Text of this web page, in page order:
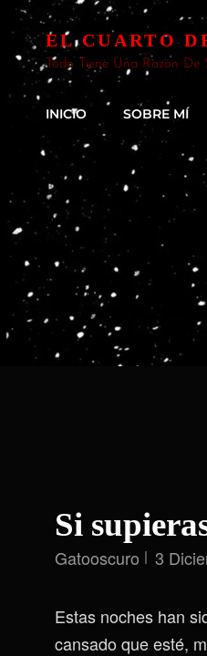
EL CUARTO
Todo Tiene Una Razón De
INICIO SOBRE MÍ
Si
Gatooscuro 3
Estas noches han
cansado que esté,